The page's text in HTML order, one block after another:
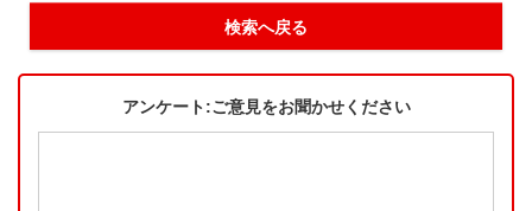
検索へ戻る
アンケート:ご意見をお聞かせください